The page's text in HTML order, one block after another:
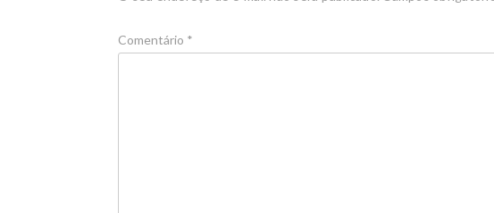
Comentário *